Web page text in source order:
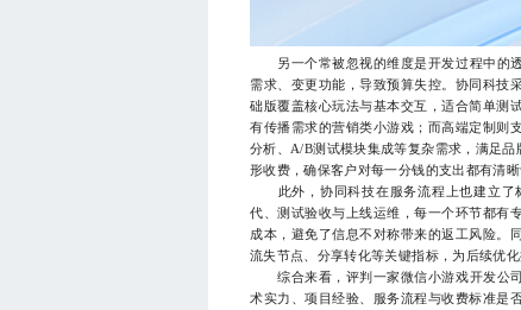
另一个常被忽视的维度是开发过程中的透
需求、变更功能，导致预算失控。协同科技
础版覆盖核心玩法与基本交互，适合简单测
有传播需求的营销类小游戏；而高端定制则
分析、A/B测试模块集成等复杂需求，满足
形收费，确保客户对每一分钱的支出都有清晰
此外，协同科技在服务流程上也建立了
代、测试验收与上线运维，每一个环节都有
成本，避免了信息不对称带来的返工风险。
流失节点、分享转化等关键指标，为后续优化
综合来看，评判一家微信小游戏开发公司
术实力、项目经验、服务流程与收费标准是